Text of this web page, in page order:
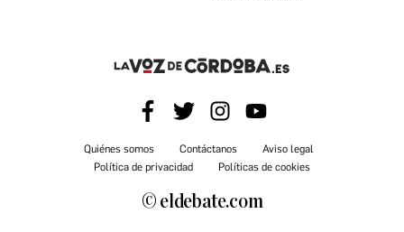
Quiénes somos Contáctanos
Aviso legal
Política de privacidad
Políticas de cookies
© eldebate.com